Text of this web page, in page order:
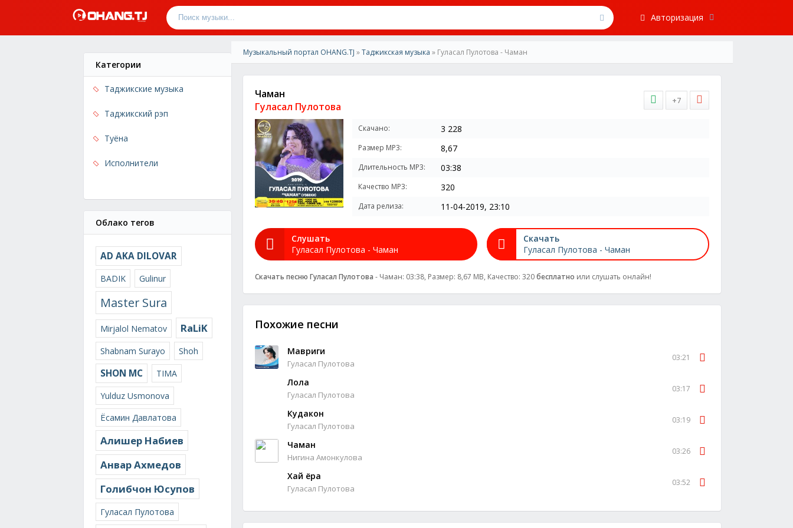
Авторизация
Категории
Таджикские музыка
Таджикский рэп
Туёна
Исполнители
Облако тегов
AD AKA DILOVAR
BADIK Gulinur
Master Sura
Mirjalol Nematov RaLiK
Shabnam Surayo Shoh
SHON MC
TIMA
Yulduz Usmonova
Ёсамин Давлатова
Алишер Набиев
Анвар Ахмедов
Голибчон Юсупов
Гуласал Пулотова
Музыкальный портал OHANG.TJ »Таджикская музыка » Гуласал Пулотова - Чаман
Чаман
Гуласал Пулотова
+7
Скачано: 3 228
Размер MP3: 8,67
Длительность MP3: 03:38
Качество MP3: 320
Дата релиза: 11-04-2019, 23:10
Слушать
Гуласал Пулотова - Чаман
Скачать
Гуласал Пулотова - Чаман
Скачать песню Гуласал Пулотова - Чаман: 03:38, Размер: 8,67 MB, Качество: 320бесплатно или слушать онлайн!
Похожие песни
Мавриги
Гуласал Пулотова
03:21
Лола
Гуласал Пулотова
03:17
Кудакон
Гуласал Пулотова
03:19
Чаман
Нигина Амонкулова
03:26
Хай ёра
Гуласал Пулотова
03:52